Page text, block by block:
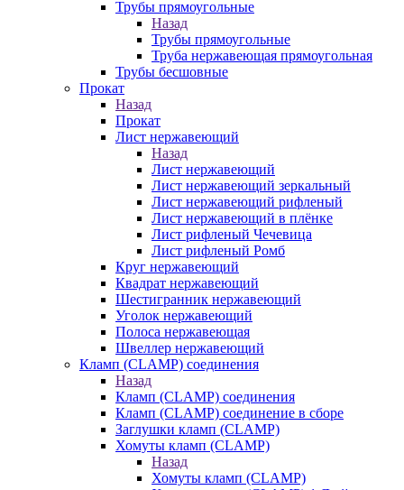
Трубы прямоугольные
Назад
Трубы прямоугольные
Труба нержавеющая прямоугольная
Трубы бесшовные
Прокат
Назад
Прокат
Лист нержавеющий
Назад
Лист нержавеющий
Лист нержавеющий зеркальный
Лист нержавеющий рифленый
Лист нержавеющий в плёнке
Лист рифленый Чечевица
Лист рифленый Ромб
Круг нержавеющий
Квадрат нержавеющий
Шестигранник нержавеющий
Уголок нержавеющий
Полоса нержавеющая
Швеллер нержавеющий
Кламп (CLAMP) соединения
Назад
Кламп (CLAMP) соединения
Кламп (CLAMP) соединение в сборе
Заглушки кламп (CLAMP)
Хомуты кламп (CLAMP)
Назад
Хомуты кламп (CLAMP)